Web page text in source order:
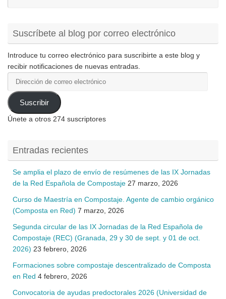
Suscríbete al blog por correo electrónico
Introduce tu correo electrónico para suscribirte a este blog y
recibir notificaciones de nuevas entradas.
correo
electrónico
Suscribir
Únete a otros 274 suscriptores
Entradas recientes
Se amplia el plazo de envío de resúmenes de las IX Jornadas
de la Red Española de Compostaje 27 marzo, 2026
Curso de Maestría en Compostaje. Agente de cambio orgánico
(Composta en Red) 7 marzo, 2026
Segunda circular de las IX Jornadas de la Red Española de
Compostaje (REC) (Granada, 29 y 30 de sept. y 01 de oct.
2026) 23 febrero, 2026
Formaciones sobre compostaje descentralizado de Composta
en Red 4 febrero, 2026
Convocatoria de ayudas predoctorales 2026 (Universidad de